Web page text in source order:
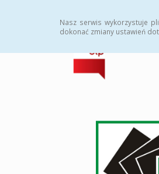
Nasz serwis wykorzystuje
dokonać zmiany ustawień